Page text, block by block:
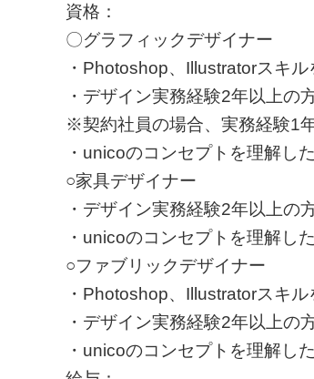
資格：
〇グラフィックデザイナー
・Photoshop、Illustratorスキ
・デザイン実務経験2年以上の
※契約社員の場合、実務経験1
・unicoのコンセプトを理解し
○家具デザイナー
・デザイン実務経験2年以上の
・unicoのコンセプトを理解し
○ファブリックデザイナー
・Photoshop、Illustratorスキ
・デザイン実務経験2年以上の
・unicoのコンセプトを理解し